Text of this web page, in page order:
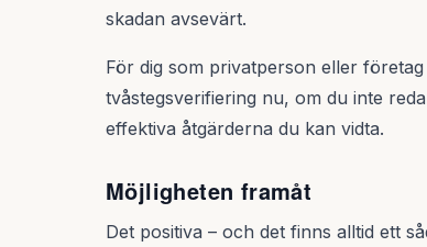
skadan avsevärt.
För dig som privatperson eller
tvåstegsverifiering nu, om du inte
effektiva åtgärderna du kan vidta.
Möjligheten framåt
Det positiva – och det finns alltid ett